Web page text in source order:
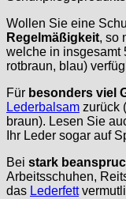
Wollen Sie eine
Regelmäßigkeit, so
welche in insgesamt
rotbraun, blau)
Für besonders viel
Lederbalsam zurück
braun). Lesen Sie
Ihr Leder sogar auf
Bei stark
Arbeitsschuhen,
das Lederfett